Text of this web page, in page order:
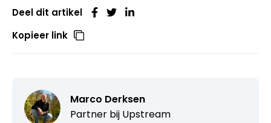
Deel dit artikel
Kopieer link
Marco Derksen
Partner bij Upstream